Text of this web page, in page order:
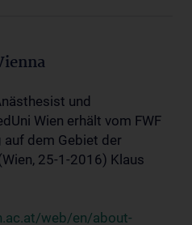
und
Wien erhält vom FWF
auf dem Gebiet der
25-1-2016) Klaus
web/en/about-